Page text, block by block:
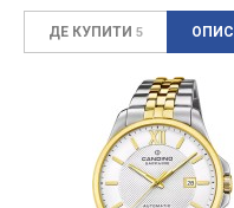
ДЕ КУПИТИ 5 ОПИС